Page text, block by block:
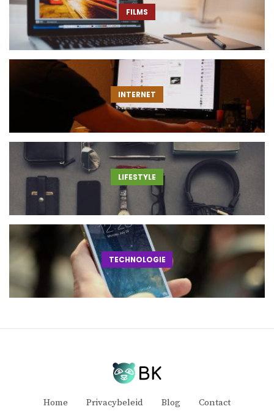
FILMS
INTERNET
LIFESTYLE
TECHNOLOGIE
Home Privacybeleid Blog Contact